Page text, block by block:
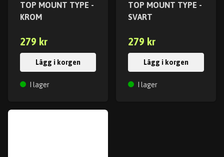
TOP MOUNT TYPE -
KROM
279 kr
Lägg i korgen
I lager
TOP MOUNT TYPE -
SVART
279 kr
Lägg i korgen
I lager